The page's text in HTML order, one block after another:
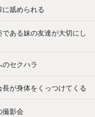
舐められる
ある妹の友達が大切にし
セクハラ
が身体をくっつけてくる
影会